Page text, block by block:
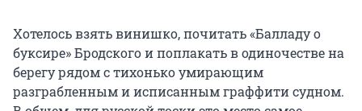
Хотелось взять винишко, почитать «Балладу о
буксире» Бродского и поплакать в одиночестве на
берегу рядом с тихонько умирающим
разграбленным и исписанным граффити судном.